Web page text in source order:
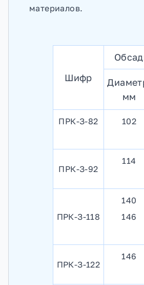
материалов.
Шифр
мм
ПРК-З-82 102
ПРК-З-92
114
ПРК-З-118
140
146
ПРК-З-122
146